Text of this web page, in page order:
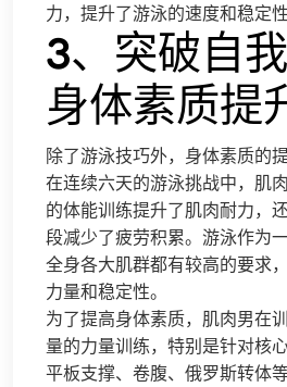
力，提升了游泳的速度和稳定性
3、突破自
身体素质提
除了游泳技巧外，身体素质的
在连续六天的游泳挑战中，肌
的体能训练提升了肌肉耐力，
段减少了疲劳积累。游泳作为
全身各大肌群都有较高的要求
力量和稳定性。
为了提高身体素质，肌肉男在
量的力量训练，特别是针对核
平板支撑、卷腹、俄罗斯转体